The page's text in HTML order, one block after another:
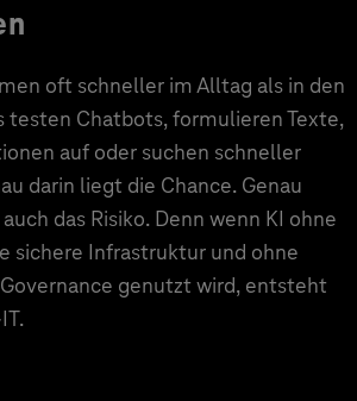
oft schneller im Alltag als in den
testen Chatbots, formulieren Texte,
auf oder suchen schneller
darin liegt die Chance. Genau
das Risiko. Denn wenn KI ohne
sichere Infrastruktur und ohne
genutzt wird, entsteht